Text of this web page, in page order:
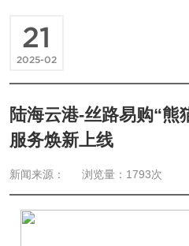
21
2025-02
陆海云港-丝路易购“熊
服务焕新上线
新闻来源： 浏览量：1793次